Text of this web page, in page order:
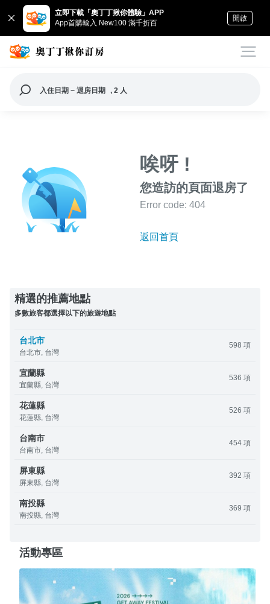
立即下載「奧丁丁揪你體驗」APP
App首購輸入 New100 滿千折百
開啟
入住日期 ~ 退房日期 , 2 人
唉呀 !
您造訪的頁面退房了
Error code: 404
返回首頁
精選的推薦地點
多數旅客都選擇以下的旅遊地點
台北市
台北市, 台灣
598 項
宜蘭縣
宜蘭縣, 台灣
536 項
花蓮縣
花蓮縣, 台灣
526 項
台南市
台南市, 台灣
454 項
屏東縣
屏東縣, 台灣
392 項
南投縣
南投縣, 台灣
369 項
活動專區